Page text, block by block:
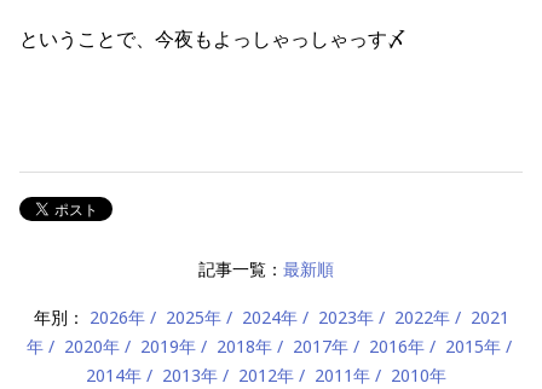
ということで、今夜もよっしゃっしゃっす〆
記事一覧： 最新順
年別： 2026年 2025年 2024年 2023年 2022年
2021
年
2020年 2019年 2018年 2017年 2016年
2015年
2014年
2013年 2012年 2011年 2010年